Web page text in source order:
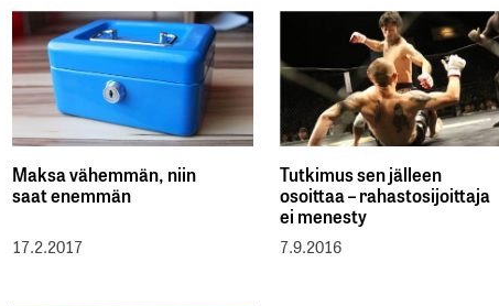
Maksa vähemmän, niin
saat enemmän
17.2.2017
Tutkimus sen jälleen
osoittaa – rahastosijoittaja
ei menesty
7.9.2016